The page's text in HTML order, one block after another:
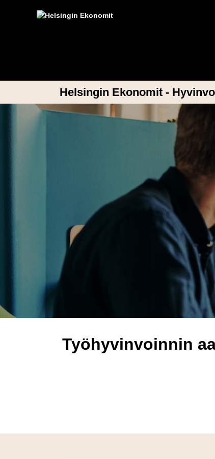
Helsingin Ekonomit -
Työhyvinvoinnin